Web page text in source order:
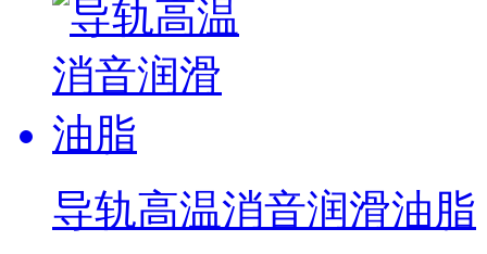
导轨高温消音润滑油脂